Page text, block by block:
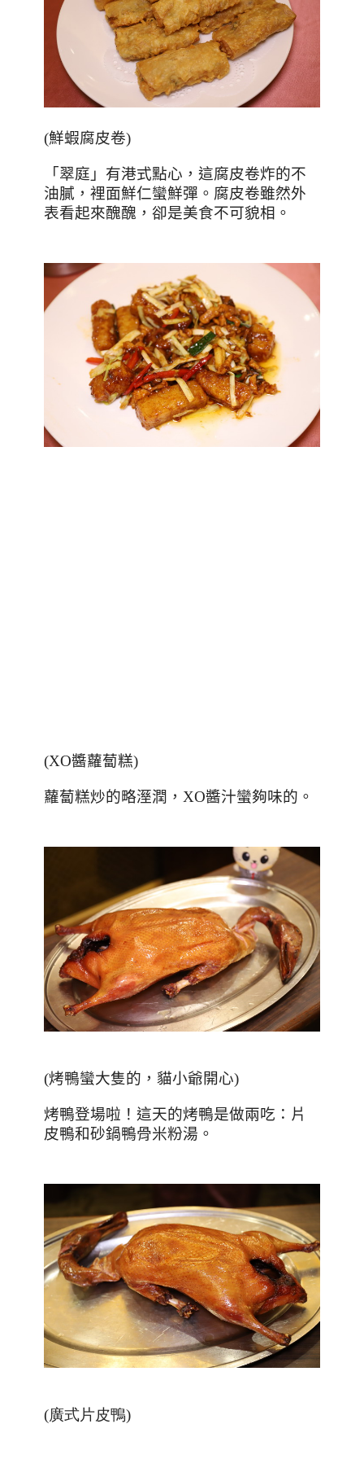
(鮮蝦腐皮卷)
「翠庭」有港式點心，這腐皮卷炸的不
油膩，裡面鮮仁蠻鮮彈。腐皮卷雖然外
表看起來醜醜，卻是美食不可貌相。
(XO醬蘿蔔糕)
蘿蔔糕炒的略溼潤， XO醬汁蠻夠味的。
(烤鴨蠻大隻的，貓小爺開心)
烤鴨登場啦！這天的烤鴨是做兩吃：片
皮鴨和砂鍋鴨骨米粉湯。
(廣式片皮鴨)